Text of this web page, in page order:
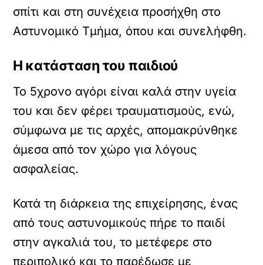
σπίτι και στη συνέχεια προσήχθη στο
Αστυνομικό Τμήμα, όπου και συνελήφθη.
Η κατάσταση του παιδιού
Το 5χρονο αγόρι είναι καλά στην υγεία
του και δεν φέρει τραυματισμούς, ενώ,
σύμφωνα με τις αρχές, απομακρύνθηκε
άμεσα από τον χώρο για λόγους
ασφαλείας.
Κατά τη διάρκεια της επιχείρησης, ένας
από τους αστυνομικούς πήρε το παιδί
στην αγκαλιά του, το μετέφερε στο
περιπολικό και το παρέδωσε με